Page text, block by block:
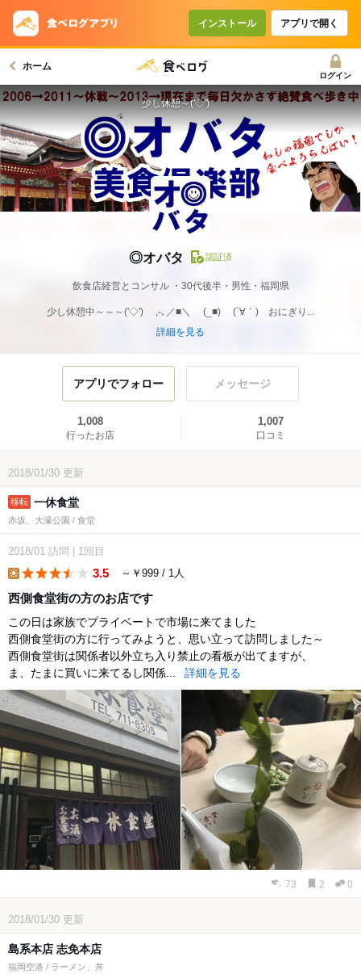
インストール アプリで開く
ホーム
ログイン
◎オバタ 認証済
飲食店経営とコンサル 30代後半・男性・福岡県
少し休憩中～～～('◇')ゞ ,-､／■＼ (_■) (´∀｀) おにぎり...
詳細を見る
少し休憩～('◇')ゞ
アプリでフォロー メッセージ
1,008
行ったお店
1,007
口コミ
2018/01/30 更新
一休食堂
赤坂、大濠公園 / 食堂
2018/01 訪問 1回目
3.5 ～￥999 / 1人
西側食堂街の方のお店です
この日は家族でプライベートで市場に来てました
西側食堂街の方に行ってみようと、思い立って訪問しました～
西側食堂街は関係者以外立ち入り禁止の看板が出てますが、
ま、たまに買いに来てるし関係...
詳細を見る
73 2 0
2018/01/30 更新
島系本店 志免本店
福岡空港 / ラーメン、丼